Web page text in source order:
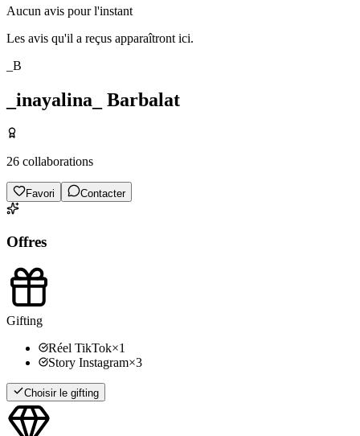
Aucun avis pour l'instant
Les avis qu'il a reçus apparaîtront ici.
_B
_inayalina_ Barbalat
26 collaborations
Favori Contacter
Offres
Gifting
Réel TikTok×1
Story Instagram×3
Choisir le gifting